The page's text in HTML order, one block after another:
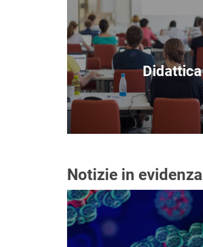
Didattica
Notizie in evidenza
Immagine